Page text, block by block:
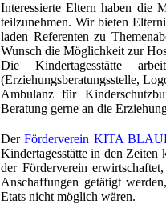
Interessierte Eltern haben die
teilzunehmen. Wir bieten
laden Referenten zu
Wunsch die Möglichkeit zur
Die Kindertagesstätte
(Erziehungsberatungsstelle,
Ambulanz für
Beratung gerne an die
DerFörderverein KITA
Kindertagesstätte in den Zeiten
der Förderverein
Anschaffungen getätigt
Etats nicht möglich wären.